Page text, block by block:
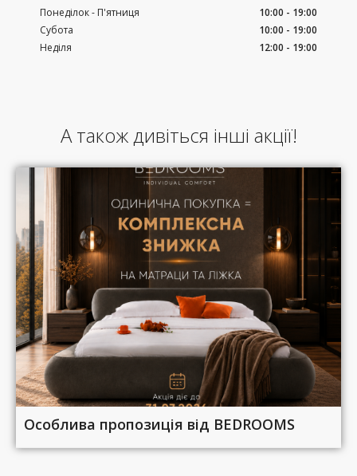
Понеділок - П'ятниця
10:00 - 19:00
Субота
10:00 - 19:00
Неділя
12:00 - 19:00
А також дивіться інші акції!
Особлива пропозиція від BEDROOMS